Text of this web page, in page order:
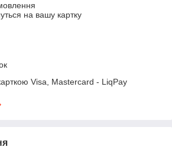
на вашу картку
Visa, Mastercard - LiqPay